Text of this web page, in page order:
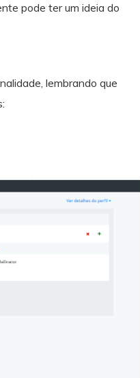
pode ter um ideia do
lembrando que